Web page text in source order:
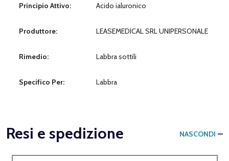
Principio Attivo: Acido ialuronico
Produttore: LEASEMEDICAL SRL UNIPERSONALE
Rimedio: Labbra sottili
Specifico Per: Labbra
Resi e spedizione NASCONDI